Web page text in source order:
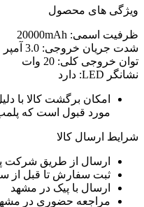
ویژگی های محصول
ظرفیت اسمی: 20000mAh
شدت جریان خروجی: 3.0 آمپر
توان خروجی کلی: 20 وات
نشانگر LED: دارد
امکان برگشت کالا با
مورد قبول است که پلمب
شرایط ارسال کالا
ارسال از طریق شرکت
ثبت سفارش تا قبل از ساعت 12 ظهر: ارسال در
ارسال با پیک در مشهد
مراجعه حضوری در